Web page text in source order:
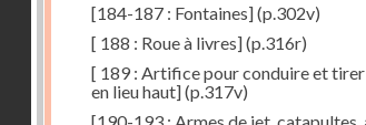
[184-187 : Fontaines](p.302v)
[ 188 : Roue à livres](p.316r)
[ 189 : Artifice pour conduire et
en lieu haut](p.317v)